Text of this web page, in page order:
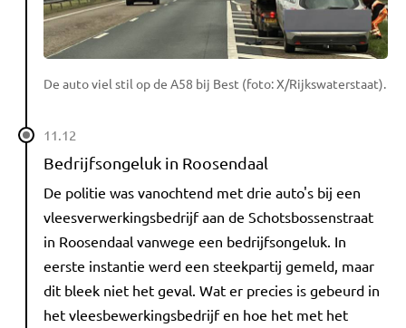
De auto viel stil op de A58 bij Best (foto: X/Rijkswaterstaat).
11.12
Bedrijfsongeluk in Roosendaal
De politie was vanochtend met drie auto's bij een
vleesverwerkingsbedrijf aan de Schotsbossenstraat
in Roosendaal vanwege een bedrijfsongeluk. In
eerste instantie werd een steekpartij gemeld, maar
dit bleek niet het geval. Wat er precies is gebeurd in
het vleesbewerkingsbedrijf en hoe het met het